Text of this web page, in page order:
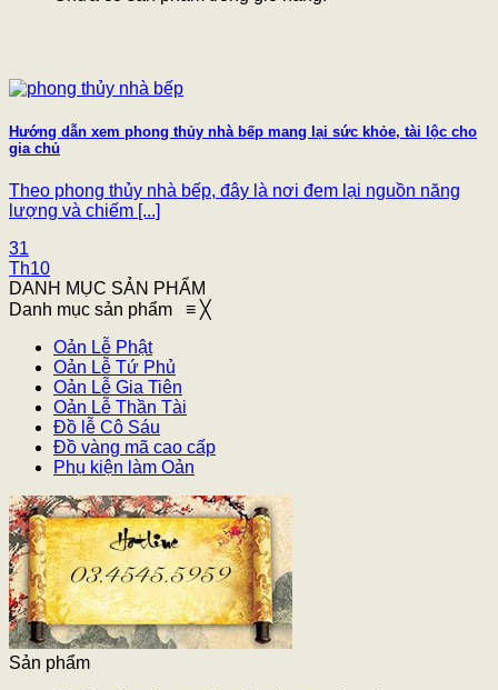
Hướng dẫn xem phong thủy nhà bếp mang lại sức khỏe, tài lộc cho
gia chủ
Theo phong thủy nhà bếp, đây là nơi đem lại nguồn năng
lượng và chiếm [...]
31
Th10
DANH MỤC SẢN PHẨM
Danh mục sản phẩm ≡ ╳
Oản Lễ Phật
Oản Lễ Tứ Phủ
Oản Lễ Gia Tiên
Oản Lễ Thần Tài
Đồ lễ Cô Sáu
Đồ vàng mã cao cấp
Phụ kiện làm Oản
Sản phẩm